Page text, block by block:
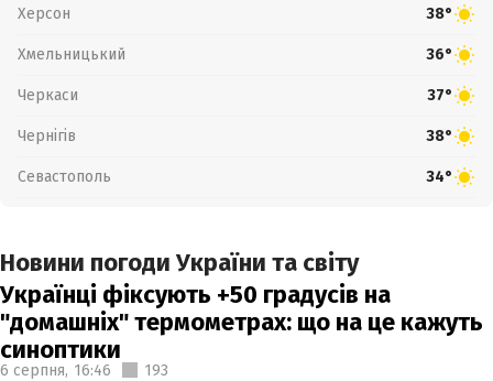
Херсон 38°
Хмельницький 36°
Черкаси 37°
Чернігів 38°
Севастополь 34°
Новини погоди України та світу
Українці фіксують +50 градусів на
"домашніх" термометрах: що на це кажуть
синоптики
6 серпня, 16:46 193